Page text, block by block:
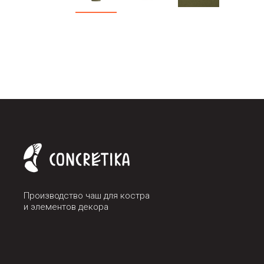
Производство чаш для костра
и элементов декора